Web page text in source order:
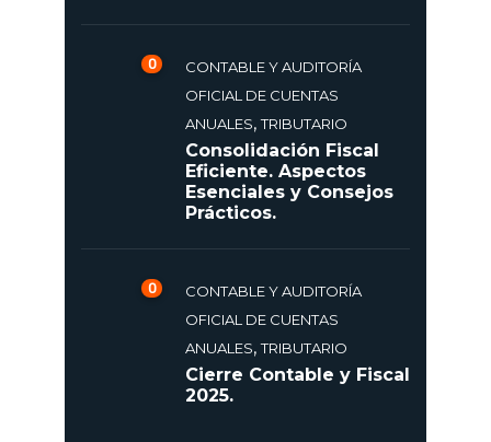
0
CONTABLE Y AUDITORÍA
OFICIAL DE CUENTAS
ANUALES,TRIBUTARIO
Consolidación Fiscal
Eficiente. Aspectos
Esenciales y Consejos
Prácticos.
0
CONTABLE Y AUDITORÍA
OFICIAL DE CUENTAS
ANUALES,TRIBUTARIO
Cierre Contable y Fiscal
2025.